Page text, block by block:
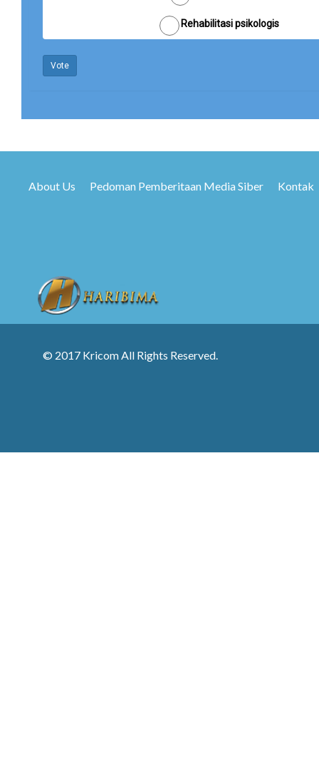
Rehabilitasi psikologis
Vote
About Us Pedoman Pemberitaan Media Siber Kontak
© 2017 Kricom All Rights Reserved.